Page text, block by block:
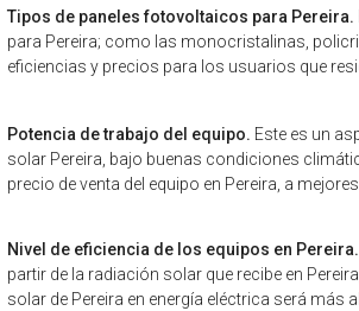
Tipos de paneles fotovoltaicos para Pereira.
para Pereira; como las monocristalinas,
eficiencias y precios para los usuarios que
Potencia de trabajo del equipo. Este es un
solar Pereira, bajo buenas condiciones
precio de venta del equipo en Pereira, a
Nivel de eficiencia de los equipos en Pereira.
partir de la radiación solar que recibe en
solar de Pereira en energía eléctrica será más